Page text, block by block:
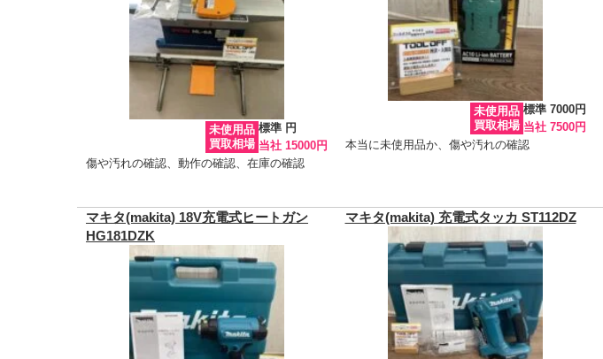
未使用品
買取相場
標準 円
当社 15000円
傷や汚れの確認、動作の確認、在庫の確認
未使用品
買取相場
標準 7000円
当社 7500円
本当に未使用品か、傷や汚れの確認
マキタ(makita) 18V充電式ヒートガン
HG181DZK
マキタ(makita) 充電式タッカ ST112DZ